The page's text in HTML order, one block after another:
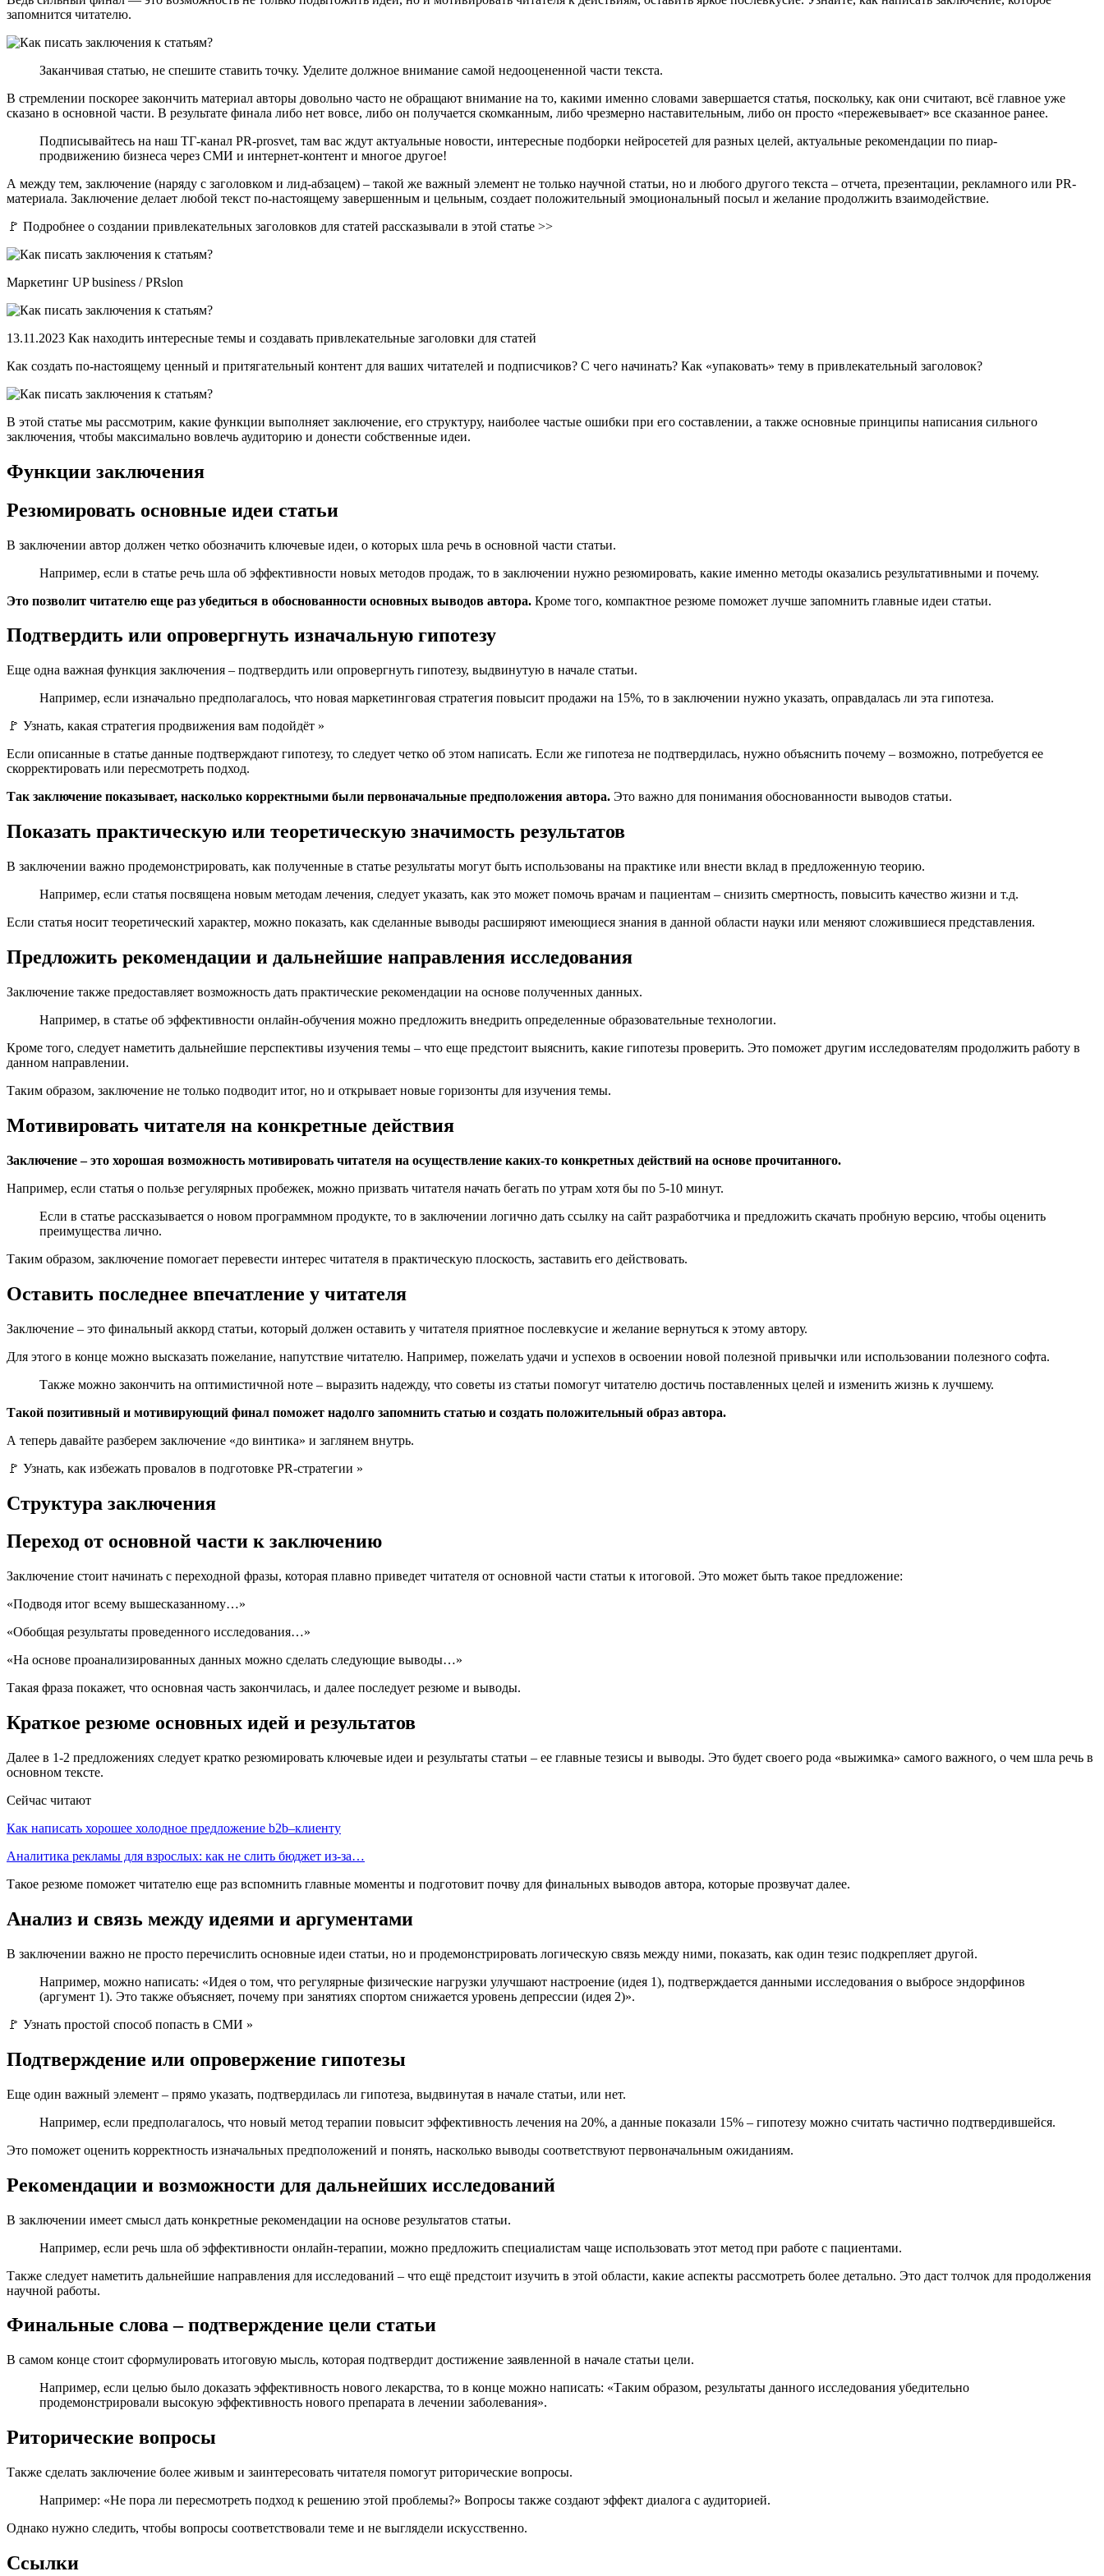
запомнится читателю.
Заканчивая статью, не спешите ставить точку. Уделите должное внимание самой недооцененной части текста.
В стремлении поскорее закончить материал авторы довольно часто не обращают внимание на то, какими именно словами завершается статья, поскольку, как они считают, всё главное уже
сказано в основной части. В результате финала либо нет вовсе, либо он получается скомканным, либо чрезмерно наставительным, либо он просто «пережевывает» все сказанное ранее.
Подписывайтесь на наш ТГ-канал PR-prosvet, там вас ждут актуальные новости, интересные подборки нейросетей для разных целей, актуальные рекомендации по пиар-
продвижению бизнеса через СМИ и интернет-контент и многое другое!
А между тем, заключение (наряду с заголовком и лид-абзацем) – такой же важный элемент не только научной статьи, но и любого другого текста – отчета, презентации, рекламного или PR-
материала. Заключение делает любой текст по-настоящему завершенным и цельным, создает положительный эмоциональный посыл и желание продолжить взаимодействие.
🚩 Подробнее о создании привлекательных заголовков для статей рассказывали в этой статье >>
Маркетинг UP business / PRslon
13.11.2023 Как находить интересные темы и создавать привлекательные заголовки для статей
Как создать по-настоящему ценный и притягательный контент для ваших читателей и подписчиков? С чего начинать? Как «упаковать» тему в привлекательный заголовок?
В этой статье мы рассмотрим, какие функции выполняет заключение, его структуру, наиболее частые ошибки при его составлении, а также основные принципы написания сильного
заключения, чтобы максимально вовлечь аудиторию и донести собственные идеи.
Функции заключения
Резюмировать основные идеи статьи
В заключении автор должен четко обозначить ключевые идеи, о которых шла речь в основной части статьи.
Например, если в статье речь шла об эффективности новых методов продаж, то в заключении нужно резюмировать, какие именно методы оказались результативными и почему.
Это позволит читателю еще раз убедиться в обоснованности основных выводов автора. Кроме того, компактное резюме поможет лучше запомнить главные идеи статьи.
Подтвердить или опровергнуть изначальную гипотезу
Еще одна важная функция заключения – подтвердить или опровергнуть гипотезу, выдвинутую в начале статьи.
Например, если изначально предполагалось, что новая маркетинговая стратегия повысит продажи на 15%, то в заключении нужно указать, оправдалась ли эта гипотеза.
🚩 Узнать, какая стратегия продвижения вам подойдёт »
Если описанные в статье данные подтверждают гипотезу, то следует четко об этом написать. Если же гипотеза не подтвердилась, нужно объяснить почему – возможно, потребуется ее
скорректировать или пересмотреть подход.
Так заключение показывает, насколько корректными были первоначальные предположения автора. Это важно для понимания обоснованности выводов статьи.
Показать практическую или теоретическую значимость результатов
В заключении важно продемонстрировать, как полученные в статье результаты могут быть использованы на практике или внести вклад в предложенную теорию.
Например, если статья посвящена новым методам лечения, следует указать, как это может помочь врачам и пациентам – снизить смертность, повысить качество жизни и т.д.
Если статья носит теоретический характер, можно показать, как сделанные выводы расширяют имеющиеся знания в данной области науки или меняют сложившиеся представления.
Предложить рекомендации и дальнейшие направления исследования
Заключение также предоставляет возможность дать практические рекомендации на основе полученных данных.
Например, в статье об эффективности онлайн-обучения можно предложить внедрить определенные образовательные технологии.
Кроме того, следует наметить дальнейшие перспективы изучения темы – что еще предстоит выяснить, какие гипотезы проверить. Это поможет другим исследователям продолжить работу в
данном направлении.
Таким образом, заключение не только подводит итог, но и открывает новые горизонты для изучения темы.
Мотивировать читателя на конкретные действия
Заключение – это хорошая возможность мотивировать читателя на осуществление каких-то конкретных действий на основе прочитанного.
Например, если статья о пользе регулярных пробежек, можно призвать читателя начать бегать по утрам хотя бы по 5-10 минут.
Если в статье рассказывается о новом программном продукте, то в заключении логично дать ссылку на сайт разработчика и предложить скачать пробную версию, чтобы оценить
преимущества лично.
Таким образом, заключение помогает перевести интерес читателя в практическую плоскость, заставить его действовать.
Оставить последнее впечатление у читателя
Заключение – это финальный аккорд статьи, который должен оставить у читателя приятное послевкусие и желание вернуться к этому автору.
Для этого в конце можно высказать пожелание, напутствие читателю. Например, пожелать удачи и успехов в освоении новой полезной привычки или использовании полезного софта.
Также можно закончить на оптимистичной ноте – выразить надежду, что советы из статьи помогут читателю достичь поставленных целей и изменить жизнь к лучшему.
Такой позитивный и мотивирующий финал поможет надолго запомнить статью и создать положительный образ автора.
А теперь давайте разберем заключение «до винтика» и заглянем внутрь.
🚩 Узнать, как избежать провалов в подготовке PR-стратегии »
Структура заключения
Переход от основной части к заключению
Заключение стоит начинать с переходной фразы, которая плавно приведет читателя от основной части статьи к итоговой. Это может быть такое предложение:
«Подводя итог всему вышесказанному…»
«Обобщая результаты проведенного исследования…»
«На основе проанализированных данных можно сделать следующие выводы…»
Такая фраза покажет, что основная часть закончилась, и далее последует резюме и выводы.
Краткое резюме основных идей и результатов
Далее в 1-2 предложениях следует кратко резюмировать ключевые идеи и результаты статьи – ее главные тезисы и выводы. Это будет своего рода «выжимка» самого важного, о чем шла речь в
основном тексте.
Сейчас читают
Как написать хорошее холодное предложение b2b–клиенту
Аналитика рекламы для взрослых: как не слить бюджет из-за…
Такое резюме поможет читателю еще раз вспомнить главные моменты и подготовит почву для финальных выводов автора, которые прозвучат далее.
Анализ и связь между идеями и аргументами
В заключении важно не просто перечислить основные идеи статьи, но и продемонстрировать логическую связь между ними, показать, как один тезис подкрепляет другой.
Например, можно написать: «Идея о том, что регулярные физические нагрузки улучшают настроение (идея 1), подтверждается данными исследования о выбросе эндорфинов
(аргумент 1). Это также объясняет, почему при занятиях спортом снижается уровень депрессии (идея 2)».
🚩 Узнать простой способ попасть в СМИ »
Подтверждение или опровержение гипотезы
Еще один важный элемент – прямо указать, подтвердилась ли гипотеза, выдвинутая в начале статьи, или нет.
Например, если предполагалось, что новый метод терапии повысит эффективность лечения на 20%, а данные показали 15% – гипотезу можно считать частично подтвердившейся.
Это поможет оценить корректность изначальных предположений и понять, насколько выводы соответствуют первоначальным ожиданиям.
Рекомендации и возможности для дальнейших исследований
В заключении имеет смысл дать конкретные рекомендации на основе результатов статьи.
Например, если речь шла об эффективности онлайн-терапии, можно предложить специалистам чаще использовать этот метод при работе с пациентами.
Также следует наметить дальнейшие направления для исследований – что ещё предстоит изучить в этой области, какие аспекты рассмотреть более детально. Это даст толчок для продолжения
научной работы.
Финальные слова – подтверждение цели статьи
В самом конце стоит сформулировать итоговую мысль, которая подтвердит достижение заявленной в начале статьи цели.
Например, если целью было доказать эффективность нового лекарства, то в конце можно написать: «Таким образом, результаты данного исследования убедительно
продемонстрировали высокую эффективность нового препарата в лечении заболевания».
Риторические вопросы
Также сделать заключение более живым и заинтересовать читателя помогут риторические вопросы.
Например: «Не пора ли пересмотреть подход к решению этой проблемы?» Вопросы также создают эффект диалога с аудиторией.
Однако нужно следить, чтобы вопросы соответствовали теме и не выглядели искусственно.
Ссылки